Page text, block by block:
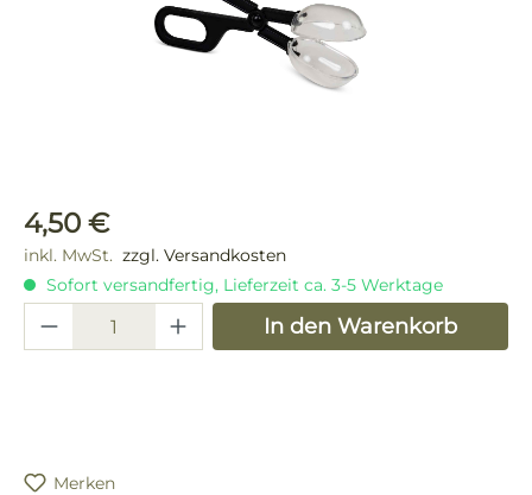
Regulärer Preis:
4,50 €
inkl. MwSt. zzgl. Versandkosten
Sofort versandfertig, Lieferzeit ca. 3-5 Werktage
Produkt Anzahl: Gib denIn den Warenkorb
Merken